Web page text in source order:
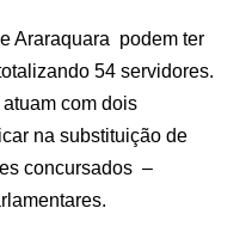
Araraquara podem ter
54 servidores.
com dois
na substituição de
concursados –